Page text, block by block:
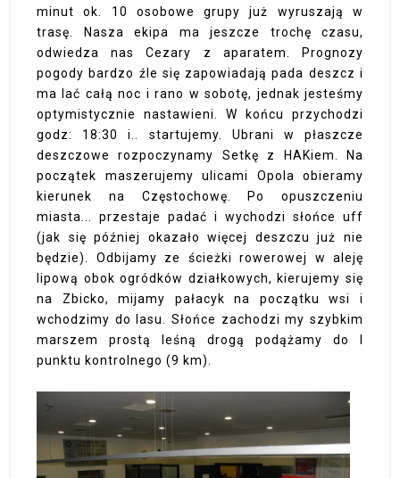
minut ok. 10 osobowe grupy już wyruszają w
trasę. Nasza ekipa ma jeszcze trochę czasu,
odwiedza nas Cezary z aparatem. Prognozy
pogody bardzo źle się zapowiadają pada deszcz i
ma lać całą noc i rano w sobotę, jednak jesteśmy
optymistycznie nastawieni. W końcu przychodzi
godz: 18:30 i.. startujemy. Ubrani w płaszcze
deszczowe rozpoczynamy Setkę z HAKiem. Na
początek maszerujemy ulicami Opola obieramy
kierunek na Częstochowę. Po opuszczeniu
miasta... przestaje padać i wychodzi słońce uff
(jak się później okazało więcej deszczu już nie
będzie). Odbijamy ze ścieżki rowerowej w aleję
lipową obok ogródków działkowych, kierujemy się
na Zbicko, mijamy pałacyk na początku wsi i
wchodzimy do lasu. Słońce zachodzi my szybkim
marszem prostą leśną drogą podążamy do I
punktu kontrolnego (9 km).